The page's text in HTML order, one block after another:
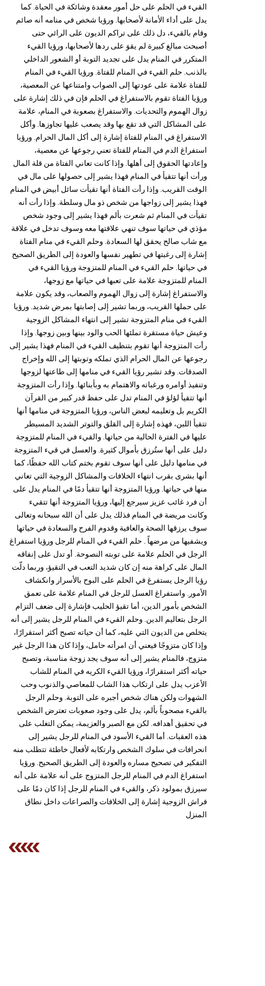
القيء في الحلم على حل أمور معقدة وشائكة في الحياة. كما
يدل على أداء الأمانة لأصحابها. ورؤيا شخص في منامه أنه صائم
وقام بالقيء، دل ذلك على تراكم الديون على الرائي حتى
أصبحت مبالغ كبيرة لم يقوَ على ردها لأصحابها، ورؤيا القيء
المتكرر في المنام يدل على تجديد التوبة أو الشعور الداخلي
بالذنب. حلم القيء في المنام للفتاة. ورؤيا القيء في المنام
للفتاة علامة على عودتها إلى الصواب وامتناعها عن المعصية،
ورؤيا الفتاة تقوم بالاستفراغ في الحلم فإن في ذلك إشارة على
زوال الهموم والتحديات. والاستفراغ بصعوبة في المنام، علامة
على المشاكل التي قد تقع بها وقد يصعب عليها تجاوزها. وأكل
الاستفراغ في المنام للفتاة إشارة إلى أكل المال الحرام. ورؤيا
استفراغ الدم في المنام للفتاة تعني رجوعها عن معصية،
وإعادتها الحقوق إلى أهلها. وإذا كانت تعاني الفتاة من قلة المال
ورأت أنها تتقيأ في المنام فهذا يشير إلى حصولها على مال في
الوقت القريب. وإذا رأت الفتاة أنها تقيأت سائل أبيض في المنام
فهذا يشير إلى زواجها من شخص ذو مال وسلطة. وإذا رأت أنه
تقيأت في المنام ثم شعرت بألم فهذا يشير إلى وجود شخص
مؤذي في حياتها سوف تنهي علاقتها معه وسوف تدخل في علاقة
مع شاب صالح يحقق لها السعادة. وحلم القيء في منام الفتاة
إشارة إلى رغبتها في تطهير نفسها والعودة إلى الطريق الصحيح
في حياتها. حلم القيء في المنام للمتزوجة ورؤيا القيء في
المنام للمتزوجة علامة على تعبها في حياتها مع زوجها،
والاستفراغ إشارة إلى زوال الهموم والصعاب، وقد يكون علامة
على حملها القريب، وربما تشير إلى إصابتها بمرض شديد. ورؤيا
القيء في منام المتزوجة تشير إلى انتهاء المشاكل الزوجية
وعيش حياة مستقرة تملئها الحب والود بينها وبين زوجها. وإذا
رأت المتزوجة أنها تقوم بتنظيف القيء في المنام فهذا يشير إلى
رجوعها عن المال الحرام الذي تملكه وتوبتها إلى الله وإخراج
الصدقات. وقد تشير رؤيا القيء في منامها إلى طاعتها لزوجها
وتنفيذ أوامره ورغباته والاهتمام به وبأبنائها. وإذا رأت المتزوجة
أنها تتقيأ لؤلؤ في المنام تدل على حفظ قدر كبير من القرآن
الكريم بل وتعليمه لبعض الناس، ورؤيا المتزوجة في منامها أنها
تتقيأ اللبن، فهذه إشارة إلى القلق والتوتر الشديد المسيطر
عليها في الفترة الحالية من حياتها. والقيء في المنام للمتزوجة
دليل على أنها ستُرزق بأموال كثيرة. والعسل في قيء المتزوجة
في منامها دليل على أنها سوف تقوم بختم كتاب الله حفظًا، كما
أنها بشرى بقرب انتهاء الخلافات والمشاكل الزوجية التي تعاني
منها في حياتها. ورؤيا المتزوجة أنها تتقيأ دمًا في المنام يدل على
أن فرد غائب عزيز سيرجع إليها، ورؤيا المتزوجة أنها تتقيء
وكانت مريضة في المنام فذلك يدل على أن الله سبحانه وتعالى
سوف يرزقها الصحة والعافية وقدوم الفرح والسعادة في حياتها
ويشفيها من مرضهاً . حلم القيء في المنام للرجل ورؤيا استفراغ
الرجل في الحلم علامة على توبته النصوحة. أو تدل على إنفاقه
المال على كراهة منه إن كان شديد التعب في التقيؤ، وربما دلّت
رؤيا الرجل يستفرغ في الحلم على البوح بالأسرار وانكشاف
الأمور. واستفراغ العسل للرجل في المنام علامة على تعمق
الشخص بأمور الدين، أما تقيؤ الحليب فإشارة إلى ضعف التزام
الرجل بتعاليم الدين. وحلم القيء في المنام للرجل يشير إلى أنه
يتخلص من الديون التي عليه، كما أن حياته تصبح أكثر استقرارًا،
وإذا كان متزوجًا فيعني أن امرأته حامل، وإذا كان هذا الرجل غير
متزوج، فالمنام يشير إلى أنه سوف يجد زوجة مناسبة، وتصبح
حياته أكثر استقرارًا، ورؤيا القيء الكريه في المنام للشاب
الأعزب يدل على ارتكاب هذا الشاب للمعاصي والذنوب وحب
الشهوات ولكن هناك شخص أجبره على التوبة. وحلم الرجل
بالقيء مصحوباً بألم، يدل على وجود صعوبات تعترض الشخص
في تحقيق أهدافه. لكن مع الصبر والعزيمة، يمكن التغلب على
هذه العقبات. أما القيء الأسود في المنام للرجل يشير إلى
انحرافات في سلوك الشخص وارتكابه لأفعال خاطئة تتطلب منه
التفكير في تصحيح مساره والعودة إلى الطريق الصحيح. ورؤيا
استفراغ الدم في المنام للرجل المتزوج على أنه علامة على أنه
سيرزق بمولود ذكر، والقيء في المنام للرجل إذا كان دمًا على
فراش الزوجية إشارة إلى الخلافات والصراعات داخل نطاق
المنزل